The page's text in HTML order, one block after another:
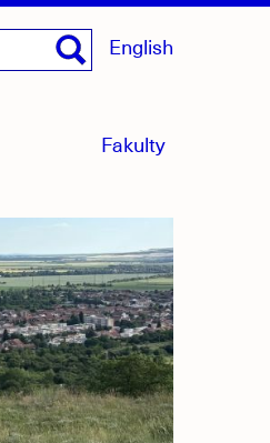
Fakultymenu
English